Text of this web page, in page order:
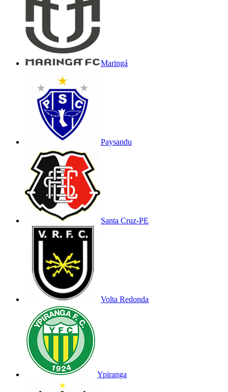
Maringá
Paysandu
Santa Cruz-PE
Volta Redonda
Ypiranga